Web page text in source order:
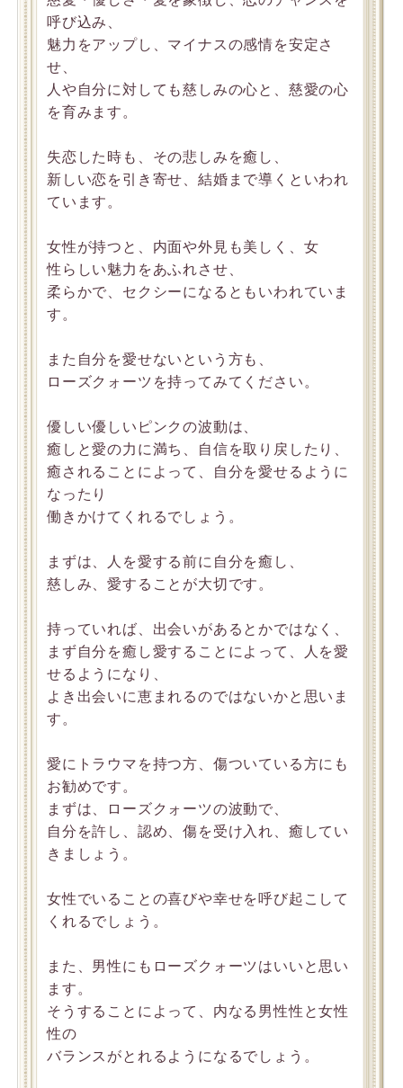
呼び込み、
魅力をアップし、マイナスの感情を安定さ
せ、
人や自分に対しても慈しみの心と、慈愛の心
を育みます。
失恋した時も、その悲しみを癒し、
新しい恋を引き寄せ、結婚まで導くといわれ
ています。
女性が持つと、内面や外見も美しく、女
性らしい魅力をあふれさせ、
柔らかで、セクシーになるともいわれていま
す。
また自分を愛せないという方も、
ローズクォーツを持ってみてください。
優しい優しいピンクの波動は、
癒しと愛の力に満ち、自信を取り戻したり、
癒されることによって、自分を愛せるように
なったり
働きかけてくれるでしょう。
まずは、人を愛する前に自分を癒し、
慈しみ、愛することが大切です。
持っていれば、出会いがあるとかではなく、
まず自分を癒し愛することによって、人を愛
せるようになり、
よき出会いに恵まれるのではないかと思いま
す。
愛にトラウマを持つ方、傷ついている方にも
お勧めです。
まずは、ローズクォーツの波動で、
自分を許し、認め、傷を受け入れ、癒してい
きましょう。
女性でいることの喜びや幸せを呼び起こして
くれるでしょう。
また、男性にもローズクォーツはいいと思い
ます。
そうすることによって、内なる男性性と女性
性の
バランスがとれるようになるでしょう。